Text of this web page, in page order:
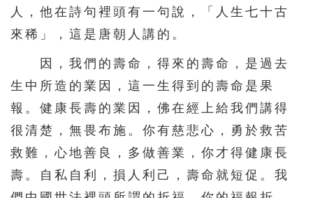
人，他在詩句裡頭有一句說，「人生七十古
來稀」，這是唐朝人講的。
因，我們的壽命，得來的壽命，是過去
生中所造的業因，這一生得到的壽命是果
報。健康長壽的業因，佛在經上給我們講得
很清楚，無畏布施。你有慈悲心，勇於救苦
救難，心地善良，多做善業，你才得健康長
壽。自私自利，損人利己，壽命就短促。我